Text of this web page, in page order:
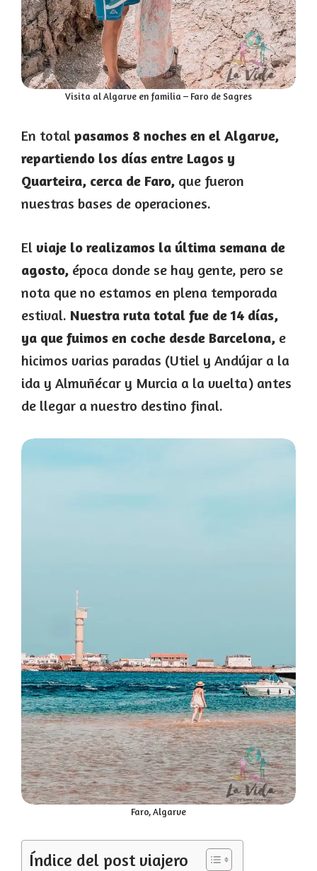
Visita al Algarve en familia – Faro de Sagres
En total pasamos 8 noches en el Algarve,
repartiendo los días entre Lagos y
Quarteira, cerca de Faro, que fueron
nuestras bases de operaciones.
El viaje lo realizamos la última semana de
agosto, época donde se hay gente, pero se
nota que no estamos en plena temporada
estival. Nuestra ruta total fue de 14 días,
ya que fuimos en coche desde Barcelona, e
hicimos varias paradas (Utiel y Andújar a la
ida y Almuñécar y Murcia a la vuelta) antes
de llegar a nuestro destino final.
Faro, Algarve
Índice del post viajero